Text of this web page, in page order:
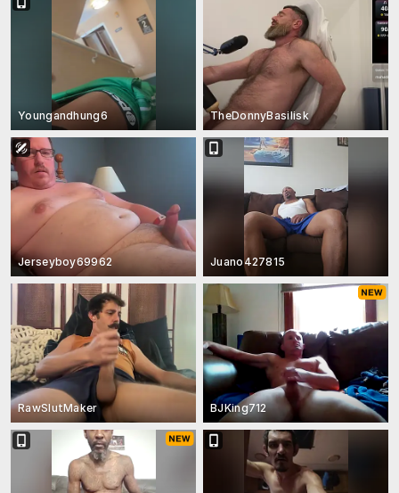
Youngandhung6 TheDonnyBasilisk
Jerseyboy69962 Juano427815
RawSlutMaker BJKing712